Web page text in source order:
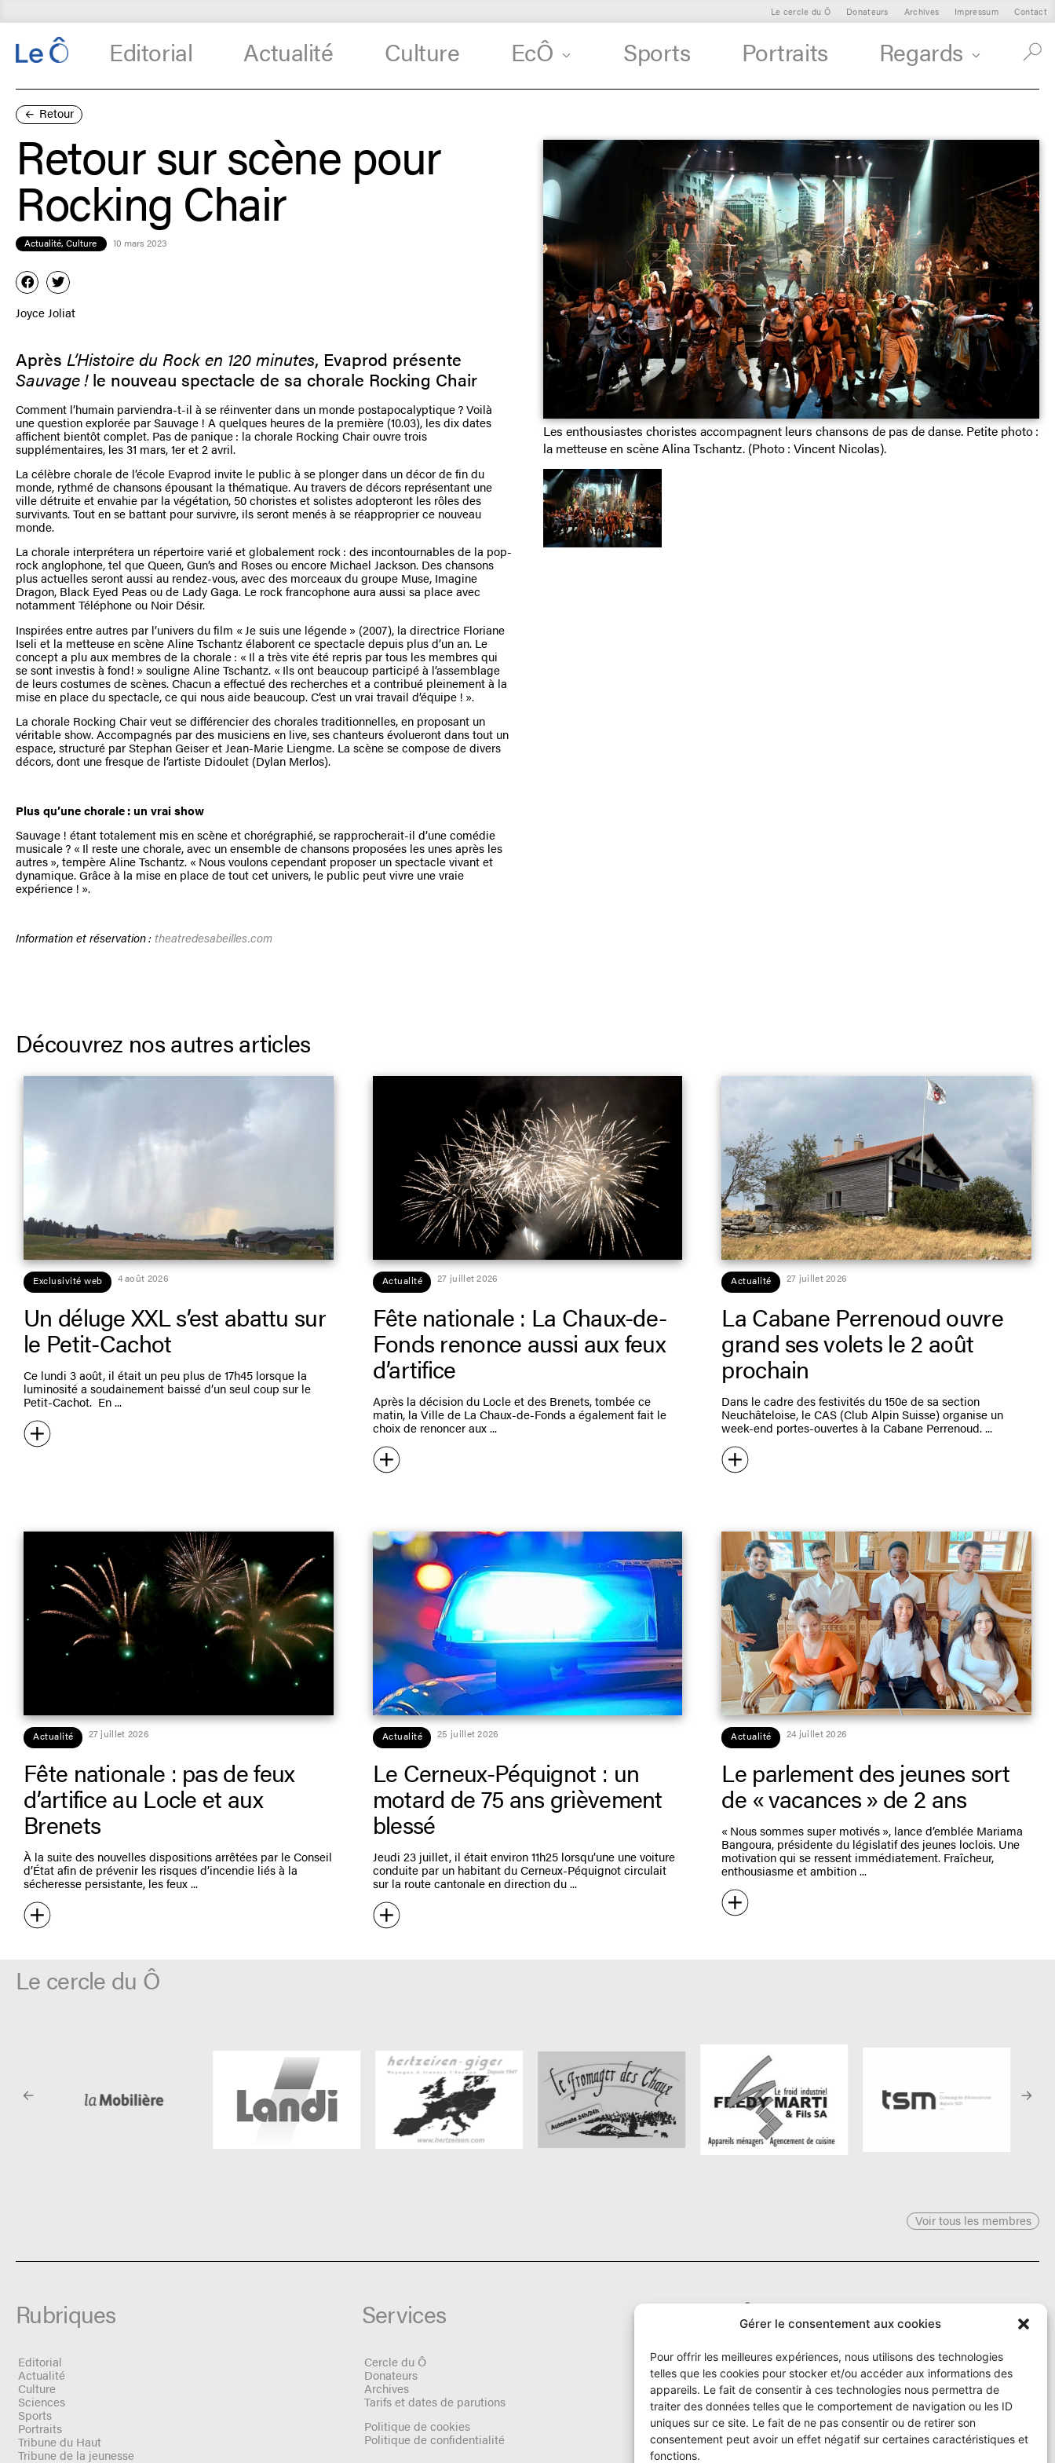
Gérer le consentement aux cookies
Pour offrir les meilleures expériences, nous utilisons des technologies
telles que les cookies pour stocker et/ou accéder aux informations des
appareils. Le fait de consentir à ces technologies nous permettra de
traiter des données telles que le comportement de navigation ou les ID
uniques sur ce site. Le fait de ne pas consentir ou de retirer son
consentement peut avoir un effet négatif sur certaines caractéristiques et
fonctions.
Le cercle du Ô Donateurs Archives Impressum Contact
Editorial Actualité Culture EcÔ Sports Portraits Regards
Retour
Retour sur scène pour
Rocking Chair
Actualité, Culture 10 mars 2023
Joyce Joliat
Après L’Histoire du Rock en 120 minutes, Evaprod présente
Sauvage !le nouveau spectacle de sa chorale Rocking Chair
Comment l’humain parviendra-t-il à se réinventer dans un monde postapocalyptique ? Voilà
une question explorée par Sauvage ! A quelques heures de la première (10.03), les dix dates
affichent bientôt complet. Pas de panique : la chorale Rocking Chair ouvre trois
supplémentaires, les 31 mars, 1er et 2 avril.
La célèbre chorale de l’école Evaprod invite le public à se plonger dans un décor de fin du
monde, rythmé de chansons épousant la thématique. Au travers de décors représentant une
ville détruite et envahie par la végétation, 50 choristes et solistes adopteront les rôles des
survivants. Tout en se battant pour survivre, ils seront menés à se réapproprier ce nouveau
monde.
La chorale interprétera un répertoire varié et globalement rock : des incontournables de la pop-
rock anglophone, tel que Queen, Gun’s and Roses ou encore Michael Jackson. Des chansons
plus actuelles seront aussi au rendez-vous, avec des morceaux du groupe Muse, Imagine
Dragon, Black Eyed Peas ou de Lady Gaga. Le rock francophone aura aussi sa place avec
notamment Téléphone ou Noir Désir.
Inspirées entre autres par l’univers du film « Je suis une légende » (2007), la directrice Floriane
Iseli et la metteuse en scène Aline Tschantz élaborent ce spectacle depuis plus d’un an. Le
concept a plu aux membres de la chorale : « Il a très vite été repris par tous les membres qui
se sont investis à fond! » souligne Aline Tschantz. « Ils ont beaucoup participé à l’assemblage
de leurs costumes de scènes. Chacun a effectué des recherches et a contribué pleinement à la
mise en place du spectacle, ce qui nous aide beaucoup. C’est un vrai travail d’équipe ! ».
La chorale Rocking Chair veut se différencier des chorales traditionnelles, en proposant un
véritable show. Accompagnés par des musiciens en live, ses chanteurs évolueront dans tout un
espace, structuré par Stephan Geiser et Jean-Marie Liengme. La scène se compose de divers
décors, dont une fresque de l’artiste Didoulet (Dylan Merlos).
Plus qu’une chorale : un vrai show
Sauvage ! étant totalement mis en scène et chorégraphié, se rapprocherait-il d’une comédie
musicale ? « Il reste une chorale, avec un ensemble de chansons proposées les unes après les
autres », tempère Aline Tschantz. « Nous voulons cependant proposer un spectacle vivant et
dynamique. Grâce à la mise en place de tout cet univers, le public peut vivre une vraie
expérience ! ».
Information et réservation : theatredesabeilles.com
Les enthousiastes choristes accompagnent leurs chansons de pas de danse. Petite photo :
la metteuse en scène Alina Tschantz. (Photo : Vincent Nicolas).
Découvrez nos autres articles
Exclusivité web 4 août 2026
Un déluge XXL s’est abattu sur
le Petit-Cachot
Ce lundi 3 août, il était un peu plus de 17h45 lorsque la
luminosité a soudainement baissé d’un seul coup sur le
Petit-Cachot. En
Actualité 27 juillet 2026
Fête nationale : La Chaux-de-
Fonds renonce aussi aux feux
d’artifice
Après la décision du Locle et des Brenets, tombée ce
matin, la Ville de La Chaux-de-Fonds a également fait le
choix de renoncer aux
Actualité 27 juillet 2026
La Cabane Perrenoud ouvre
grand ses volets le 2 août
prochain
Dans le cadre des festivités du 150e de sa section
Neuchâteloise, le CAS (Club Alpin Suisse) organise un
week-end portes-ouvertes à la Cabane Perrenoud.
Actualité 27 juillet 2026
Fête nationale : pas de feux
d’artifice au Locle et aux
Brenets
À la suite des nouvelles dispositions arrêtées par le Conseil
d’État afin de prévenir les risques d’incendie liés à la
sécheresse persistante, les feux
Actualité 25 juillet 2026
Le Cerneux-Péquignot : un
motard de 75 ans grièvement
blessé
Jeudi 23 juillet, il était environ 11h25 lorsqu’une une voiture
conduite par un habitant du Cerneux-Péquignot circulait
sur la route cantonale en direction du
Actualité 24 juillet 2026
Le parlement des jeunes sort
de « vacances » de 2 ans
« Nous sommes super motivés », lance d’emblée Mariama
Bangoura, présidente du législatif des jeunes loclois. Une
motivation qui se ressent immédiatement. Fraîcheur,
enthousiasme et ambition
Le cercle du Ô
Voir tous les membres
Rubriques
Editorial
Actualité
Culture
Sciences
Sports
Portraits
Tribune du Haut
Tribune de la jeunesse
Services
Cercle du Ô
Donateurs
Archives
Tarifs et dates de parutions
Politique de cookies
Politique de confidentialité
Le Ô
Rue Numa-Droz 150
2300 La Chaux-de-Fonds
T. 032 913 90 00
info@le-O.ch